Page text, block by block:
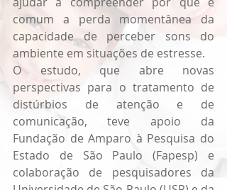
comum a perda momentânea da
capacidade de perceber sons do
ambiente em situações de estresse.
O estudo, que abre novas
perspectivas para o tratamento de
distúrbios de atenção e de
comunicação, teve apoio da
Fundação de Amparo à Pesquisa do
Estado de São Paulo (Fapesp) e
colaboração de pesquisadores da